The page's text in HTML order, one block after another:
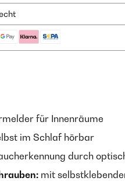
für Innenräume
im Schlaf hörbar
durch
mit